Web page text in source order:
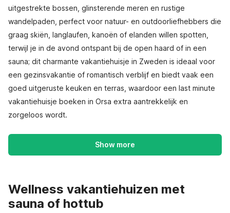
uitgestrekte bossen, glinsterende meren en rustige
wandelpaden, perfect voor natuur- en outdoorliefhebbers die
graag skiën, langlaufen, kanoën of elanden willen spotten,
terwijl je in de avond ontspant bij de open haard of in een
sauna; dit charmante vakantiehuisje in Zweden is ideaal voor
een gezinsvakantie of romantisch verblijf en biedt vaak een
goed uitgeruste keuken en terras, waardoor een last minute
vakantiehuisje boeken in Orsa extra aantrekkelijk en
zorgeloos wordt.
Show more
Wellness vakantiehuizen met
sauna of hottub